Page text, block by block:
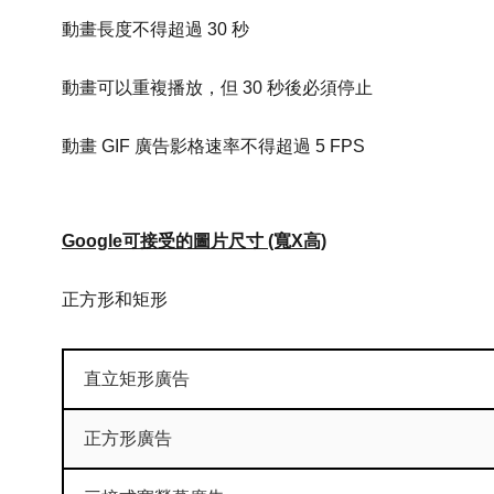
動畫長度不得超過 30 秒
動畫可以重複播放，但 30 秒後必須停止
動畫 GIF 廣告影格速率不得超過 5 FPS
Google可接受的圖片尺寸 (寬X高)
正方形和矩形
直立矩形廣告
正方形廣告